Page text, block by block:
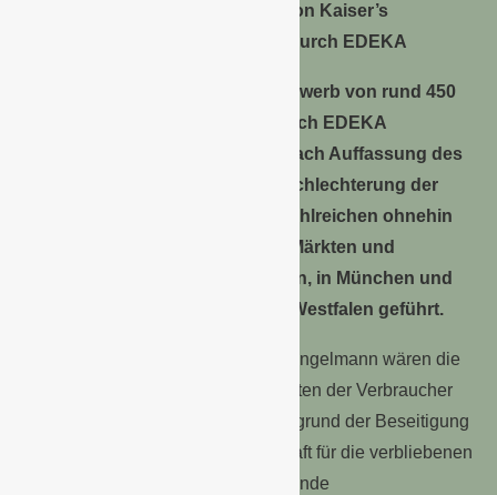
Übernahme von Kaiser’s
Tengelmann durch EDEKA
Das Bundeskartellamt hat den Erwerb von rund 450
Kaiser’s Tengelmann Filialen durch EDEKA
untersagt. Das Vorhaben hätte nach Auffassung des
Amtes zu einer erheblichen Verschlechterung der
Wettbewerbsbedingungen auf zahlreichen ohnehin
stark konzentrierten regionalen Märkten und
Stadtbezirken im Großraum Berlin, in München und
Oberbayern sowie in Nordrhein-Westfalen geführt.
Mit der Übernahme von Kaiser’s Tengelmann wären die
Auswahl- und Ausweichmöglichkeiten der Verbraucher
vor Ort stark eingeschränkt und aufgrund der Beseitigung
einer bedeutenden Wettbewerbskraft für die verbliebenen
Wettbewerber zukünftig entsprechende